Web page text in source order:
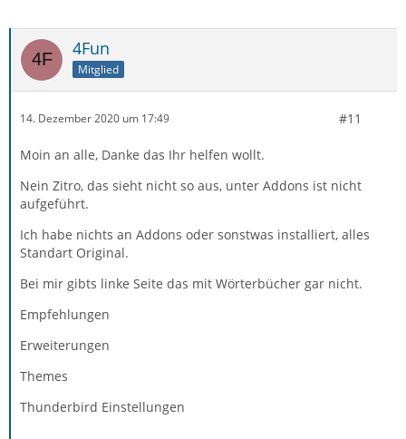
4Fun
Mitglied
14. Dezember 2020 um 17:49 #11
Moin an alle, Danke das Ihr helfen wollt.
Nein Zitro, das sieht nicht so aus, unter Addons ist nicht
aufgeführt.
Ich habe nichts an Addons oder sonstwas installiert, alles
Standart Original.
Bei mir gibts linke Seite das mit Wörterbücher gar nicht.
Empfehlungen
Erweiterungen
Themes
Thunderbird Einstellungen